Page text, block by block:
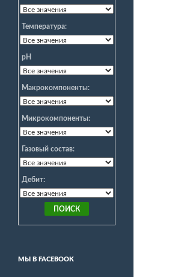
Температура:
pH
Макрокомпоненты:
Микрокомпоненты:
Газовый состав:
Дебит:
МЫ В FACEBOOK